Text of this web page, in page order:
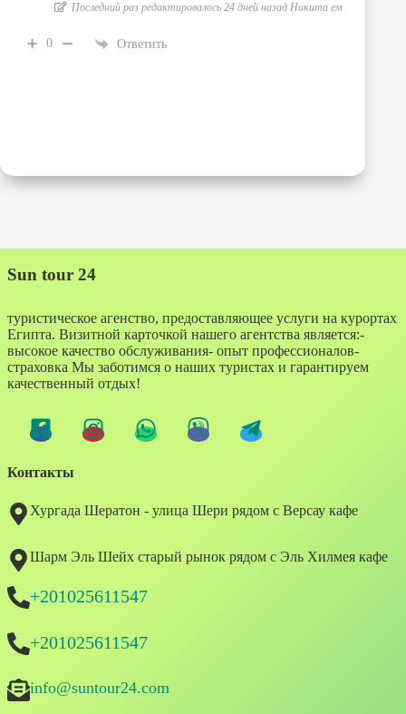
Последний раз редактировалось 24 дней назад Никита ем
0 Ответить
Sun tour 24
туристическое агенство, предоставляющее услуги на курортах
Египта. Визитной карточкой нашего агентства является:-
высокое качество обслуживания- опыт профессионалов-
страховка Мы заботимся о наших туристах и гарантируем
качественный отдых!
Контакты
Хургада Шератон - улица Шери рядом с Версау кафе
Шарм Эль Шейх старый рынок рядом с Эль Хилмея кафе
+201025611547
+201025611547
info@suntour24.com